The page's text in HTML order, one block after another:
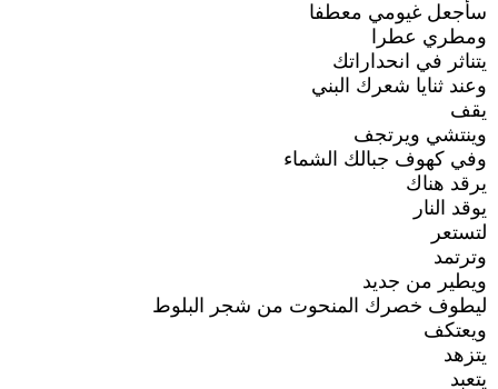
سأجعل غيومي معطفا
ومطري عطرا
يتناثر في انحداراتك
وعند ثنايا شعرك البني
يقف
وينتشي ويرتجف
وفي كهوف جبالك الشماء
يرقد هناك
يوقد النار
لتستعر
وترتمد
ويطير من جديد
ليطوف خصرك المنحوت من شجر البلوط
ويعتكف
يتزهد
يتعبد